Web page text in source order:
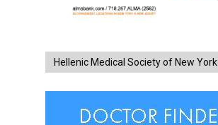
Hellenic Medical Society of New York